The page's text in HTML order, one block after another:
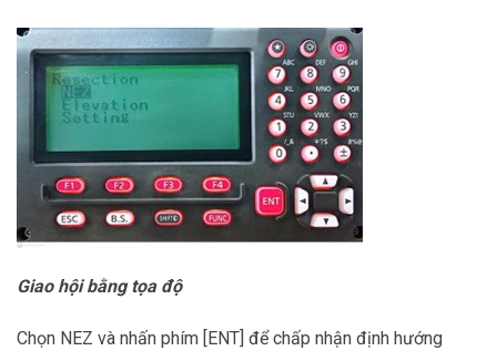
Giao hội bằng tọa độ
Chọn NEZ và nhấn phím [ENT] để chấp nhận định hướng